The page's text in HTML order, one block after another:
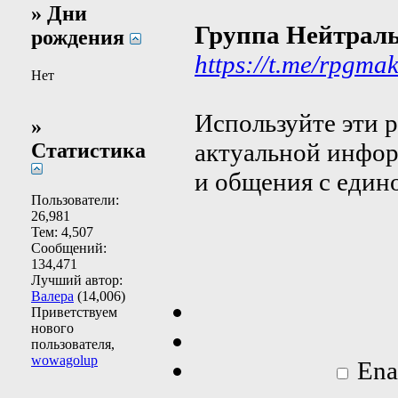
» Дни
рождения
Нет
»
Статистика
Пользователи:
26,981
Тем: 4,507
Сообщений:
134,471
Лучший автор:
Валера (14,006)
Приветствуем
нового
пользователя,
wowagolup
Группа
https://t.me/
Используйте эти
актуальной
и общения с